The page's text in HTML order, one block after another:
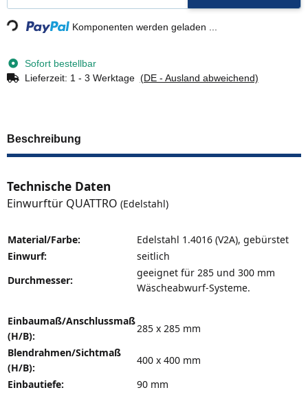
Komponenten werden geladen ...
Sofort bestellbar
Lieferzeit: 1 - 3 Werktage (DE - Ausland abweichend)
Beschreibung
Technische Daten
Einwurftür QUATTRO (Edelstahl)
Material/Farbe:
Edelstahl 1.4016 (V2A), gebürstet
Einwurf:
seitlich
Durchmesser:
geeignet für 285 und 300 mm
Wäscheabwurf-Systeme.
Einbaumaß/Anschlussmaß
(H/B):
285 x 285 mm
Blendrahmen/Sichtmaß
(H/B):
400 x 400 mm
Einbautiefe:
90 mm